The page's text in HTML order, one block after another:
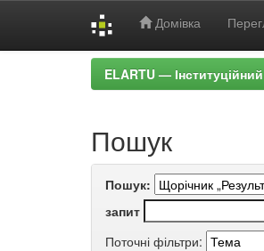
Домівка
ELARTU —
Пошук
Пошук:
запит
Поточні фільтри: